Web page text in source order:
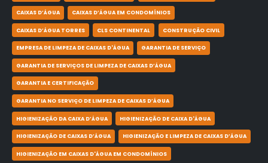
CAIXAS D’ÁGUA CAIXAS D’ÁGUA EM CONDOMÍNIOS
CAIXAS D’ÁGUA TORRES CLS CONTINENTAL CONSTRUÇÃO CIVIL
EMPRESA DE LIMPEZA DE CAIXAS D'ÁGUA GARANTIA DE SERVIÇO
GARANTIA DE SERVIÇOS DE LIMPEZA DE CAIXAS D’ÁGUA
GARANTIA E CERTIFICAÇÃO
GARANTIA NO SERVIÇO DE LIMPEZA DE CAIXAS D’ÁGUA
HIGIENIZAÇÃO DA CAIXA D’ÁGUA HIGIENIZAÇÃO DE CAIXA D'ÁGUA
HIGIENIZAÇÃO DE CAIXAS D’ÁGUA HIGIENIZAÇÃO E LIMPEZA DE CAIXAS D’ÁGUA
HIGIENIZAÇÃO EM CAIXAS D'ÁGUA EM CONDOMÍNIOS